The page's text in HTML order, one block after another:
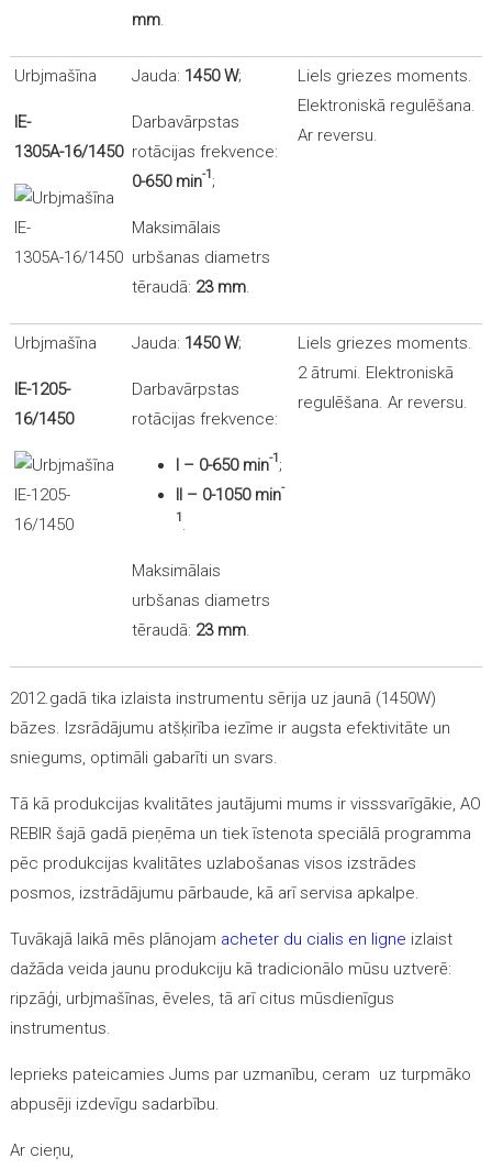
mm.
Urbjmašīna
IE-
1305А-16/1450
Jauda: 1450 W;
Darbavārpstas
rotācijas frekvence:
0-650 min-1;
Maksimālais
urbšanas diametrs
tēraudā: 23 mm.
Liels griezes moments.
Elektroniskā regulēšana.
Ar reversu.
Urbjmašīna
IE-1205-
16/1450
Jauda: 1450 W;
Darbavārpstas
rotācijas frekvence:
I – 0-650 min-1;
II – 0-1050 min-
1.
Maksimālais
urbšanas diametrs
tēraudā: 23 mm.
Liels griezes moments.
2 ātrumi. Elektroniskā
regulēšana. Ar reversu.
2012.gadā tika izlaista instrumentu sērija uz jaunā (1450W)
bāzes. Izsrādājumu atšķirība iezīme ir augsta efektivitāte un
sniegums, optimāli gabarīti un svars.
Tā kā produkcijas kvalitātes jautājumi mums ir visssvarīgākie, AO
REBIR šajā gadā pieņēma un tiek īstenota speciālā programma
pēc produkcijas kvalitātes uzlabošanas visos izstrādes
posmos, izstrādājumu pārbaude, kā arī servisa apkalpe.
Tuvākajā laikā mēs plānojam acheter du cialis en ligne izlaist
dažāda veida jaunu produkciju kā tradicionālo mūsu uztverē:
ripzāģi, urbjmašīnas, ēveles, tā arī citus mūsdienīgus
instrumentus.
Ieprieks pateicamies Jums par uzmanību, ceram uz turpmāko
abpusēji izdevīgu sadarbību.
Ar cieņu,